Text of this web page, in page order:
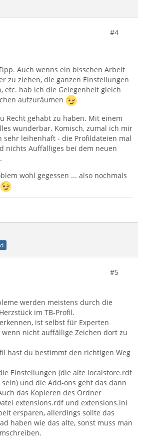
#4
Auch wenns ein bisschen Arbeit
zu ziehen, die ganzen Einstellungen
etc. hab ich die Gelegenheit gleich
aufzuräumen
Recht gehabt zu haben. Mit einem
wunderbar. Komisch, zumal ich mir
sehr leihenhaft - die Profildateien mal
nichts Auffälliges bei dem neuen
wohl gegessen ... also nochmals
#5
werden meistens durch die
im TB-Profil.
ist selbst für Experten
nicht auffällige Zeichen dort zu
hast du bestimmt den richtigen Weg
Einstellungen (die alte localstore.rdf
und die Add-ons geht das dann
das Kopieren des Ordner
extensions.rdf und extensions.ini
ersparen, allerdings sollte das
haben wie das alte, sonst muss man